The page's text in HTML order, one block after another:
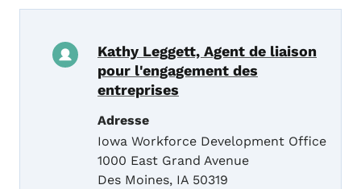
Kathy Leggett, Agent de liaison
pour l'engagement des
entreprises
Adresse
Iowa Workforce Development Office
1000 East Grand Avenue
Des Moines, IA 50319